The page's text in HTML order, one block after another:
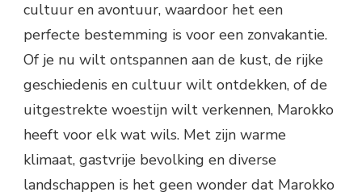
cultuur en avontuur, waardoor het een
perfecte bestemming is voor een zonvakantie.
Of je nu wilt ontspannen aan de kust, de rijke
geschiedenis en cultuur wilt ontdekken, of de
uitgestrekte woestijn wilt verkennen, Marokko
heeft voor elk wat wils. Met zijn warme
klimaat, gastvrije bevolking en diverse
landschappen is het geen wonder dat Marokko